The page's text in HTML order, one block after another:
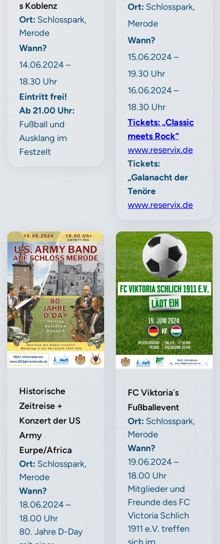
s Koblenz
Ort: Schlosspark,
Merode
Wann?
14.06.2024 –
18.30 Uhr
Eintritt frei!
Ab 21.00 Uhr:
Fußball und
Ausklang im
Festzelt
Ort: Schlosspark,
Merode
Wann?
15.06.2024 –
19.30 Uhr
16.06.2024 –
18.30 Uhr
Tickets: „Classic
meets Rock“
www.reservix.de
Tickets:
„Galanacht der
Tenöre
www.reservix.de
Historische
Zeitreise +
Konzert der US
Army
Eurpe/Africa
Ort: Schlosspark,
Merode
Wann?
18.06.2024 –
18.00 Uhr
80. Jahre D-Day
FC Viktoria´s
Fußballevent
Ort: Schlosspark,
Merode
Wann?
19.06.2024 –
18.00 Uhr
Mitglieder und
Freunde des FC
Victoria Schlich
1911 e.V. treffen